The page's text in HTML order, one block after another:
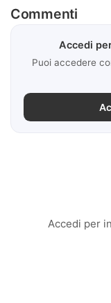
Commenti
Accedi
Puoi accedere
Accedi per